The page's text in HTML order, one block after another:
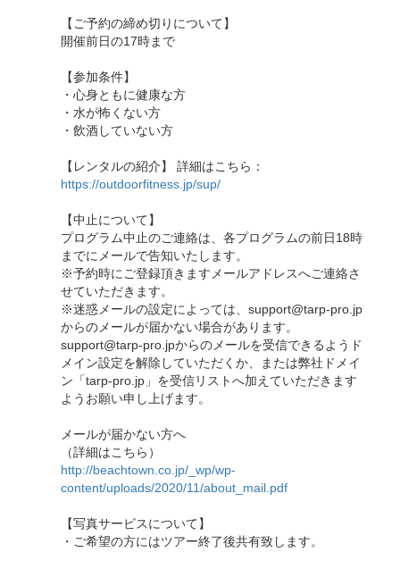
【ご予約の締め切りについて】
開催前日の17時まで
【参加条件】
・心身ともに健康な方
・水が怖くない方
・飲酒していない方
【レンタルの紹介】 詳細はこちら：
https://outdoorfitness.jp/sup/
【中止について】
プログラム中止のご連絡は、各プログラムの前日18時
までにメールで告知いたします。
※予約時にご登録頂きますメールアドレスへご連絡さ
せていただきます。
※迷惑メールの設定によっては、support@tarp-pro.jp
からのメールが届かない場合があります。
support@tarp-pro.jpからのメールを受信できるようド
メイン設定を解除していただくか、または弊社ドメイ
ン「tarp-pro.jp」を受信リストへ加えていただきます
ようお願い申し上げます。
メールが届かない方へ
（詳細はこちら）
http://beachtown.co.jp/_wp/wp-
content/uploads/2020/11/about_mail.pdf
【写真サービスについて】
・ご希望の方にはツアー終了後共有致します。